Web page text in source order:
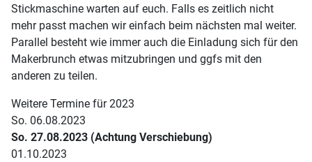
Stickmaschine warten auf euch. Falls es zeitlich nicht
mehr passt machen wir einfach beim nächsten mal weiter.
Parallel besteht wie immer auch die Einladung sich für den
Makerbrunch etwas mitzubringen und ggfs mit den
anderen zu teilen.
Weitere Termine für 2023
So. 06.08.2023
So. 27.08.2023 (Achtung Verschiebung)
01.10.2023